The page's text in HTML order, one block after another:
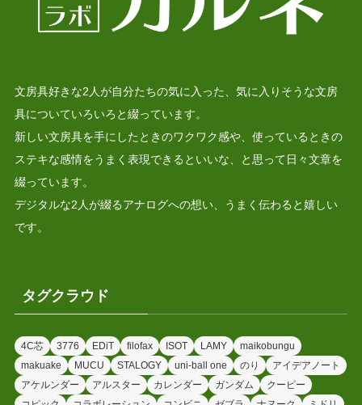
文房具好きな2人が自分たちの気に入った、気に入りそうな文房
具についていろいろと綴っています。
新しい文房具を手にしたときのワクワク感や、使っているときの
ステキな感情をうまく表現できるといいな、と思って日々文章を
綴っています。
デジタルな2人が綴るアナログへの想い、うまく伝わると嬉しい
です。
タグクラウド
4C芯 3776 EDiT filofax ISOT LAMY
maikobungu
makuake
MUCU STALOGY uni-ball one のり
アイデアノート
アケルンダー
アルスター カレンダー ガンダム
クーピー